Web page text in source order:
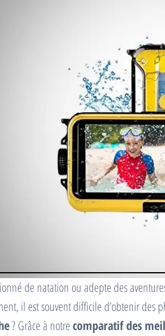
de natation ou adepte des
il est souvent difficile d’obtenir des
? Grâce à notrecomparatif des